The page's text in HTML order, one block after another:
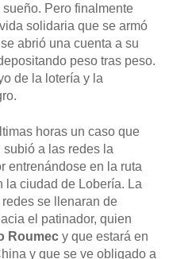
Pero finalmente
solidaria que se armó
abrió una cuenta a su
peso tras peso.
de la lotería y la
horas un caso que
a las redes la
entrenándose en la ruta
la ciudad de Lobería. La
se llenaran de
el patinador, quien
Roumecy que estará en
y que se ve obligado a